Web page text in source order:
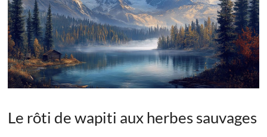
Le rôti de wapiti aux herbes sauvages